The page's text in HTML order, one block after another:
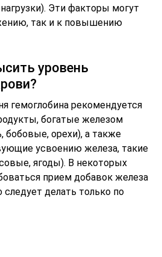
Эти факторы могут
так и к повышению
уровень
гемоглобина рекомендуется
богатые железом
бобовые, орехи), а также
усвоению железа, такие
ягоды). В некоторых
прием добавок железа
следует делать только по